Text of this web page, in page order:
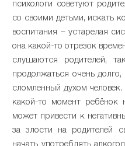
психологи советуют
со своими детьми, искать
воспитания – устарелая
она какой-то отрезок
слушаются родителей,
продолжаться очень
сломленный духом
какой-то момент ребёнок
может привести к
за злости на родителей
начать употреблять